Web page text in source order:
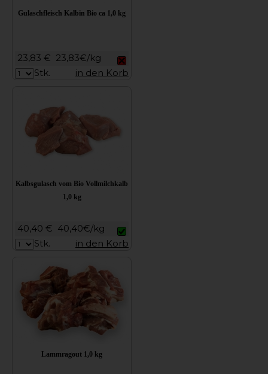
Gulaschfleisch Kalbin Bio ca 1,0 kg
23,83 € 23,83€/kg
Stk.
in den Korb
Kalbsgulasch vom Bio Vollmilchkalb
1,0 kg
40,40 € 40,40€/kg
Stk.
in den Korb
Lammragout 1,0 kg